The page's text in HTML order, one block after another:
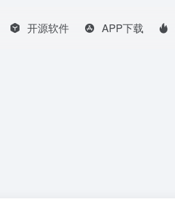
开源软件 APP下载